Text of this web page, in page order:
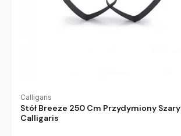
Calligaris
Stół Breeze 250 Cm Przydymiony Szary
Calligaris